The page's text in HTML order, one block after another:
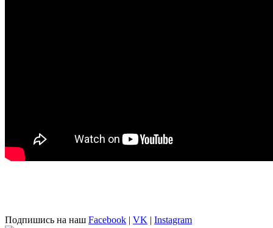
Подпишись на наш Facebook | VK | Instagram